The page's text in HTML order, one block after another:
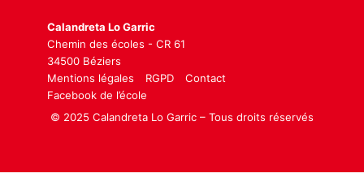
Calandreta Lo Garric
Chemin des écoles - CR 61
34500 Béziers
Mentions légales
RGPD
Contact
Facebook de l’école
© 2025 Calandreta Lo Garric – Tous droits réservés